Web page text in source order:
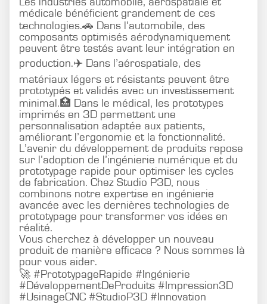
médicale bénéficient grandement de ces
technologies.🚗 Dans l’automobile, des
composants optimisés aérodynamiquement
peuvent être testés avant leur intégration en
production.✈️ Dans l’aérospatiale, des
matériaux légers et résistants peuvent être
prototypés et validés avec un investissement
minimal.🏥 Dans le médical, les prototypes
imprimés en 3D permettent une
personnalisation adaptée aux patients,
améliorant l’ergonomie et la fonctionnalité.
L’avenir du développement de produits repose
sur l’adoption de l’ingénierie numérique et du
prototypage rapide pour optimiser les cycles
de fabrication. Chez Studio P3D, nous
combinons notre expertise en ingénierie
avancée avec les dernières technologies de
prototypage pour transformer vos idées en
réalité.
Vous cherchez à développer un nouveau
produit de manière efficace ? Nous sommes là
pour vous aider.
🚀 #PrototypageRapide #Ingénierie
#DéveloppementDeProduits #Impression3D
#UsinageCNC #StudioP3D #Innovation